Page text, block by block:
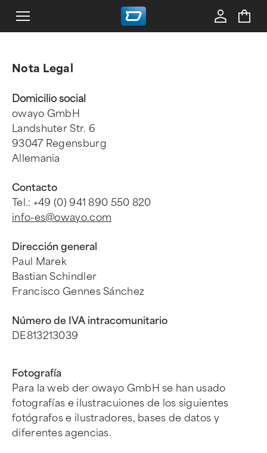
Nota Legal
Domicilio social
owayo GmbH
Landshuter Str. 6
93047 Regensburg
Allemania
Contacto
Tel.: +49 (0) 941 890 550 820
info-es@owayo.com
Dirección general
Paul Marek
Bastian Schindler
Francisco Gennes Sánchez
Número de IVA intracomunitario
DE813213039
Fotografía
Para la web der owayo GmbH se han usado
fotografías e ilustracuiones de los siguientes
fotógrafos e ilustradores, bases de datos y
diferentes agencias.